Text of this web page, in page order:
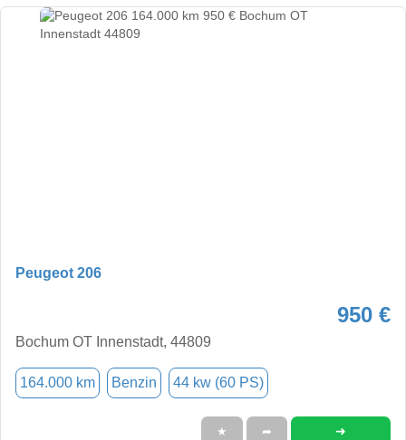
Peugeot 206
950 €
Bochum OT Innenstadt, 44809
164.000 km Benzin 44 kw (60 PS)
★ ➦ ➜